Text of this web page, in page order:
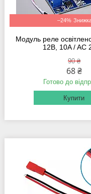
–24%
Модуль реле
12В, 10A / AC
90 ₴
68 ₴
Готово до
Купити